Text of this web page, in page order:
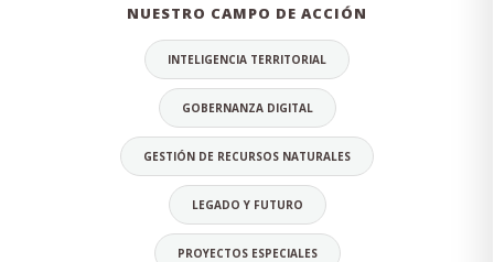
NUESTRO CAMPO DE ACCIÓN
INTELIGENCIA TERRITORIAL
GOBERNANZA DIGITAL
GESTIÓN DE RECURSOS NATURALES
LEGADO Y FUTURO
PROYECTOS ESPECIALES